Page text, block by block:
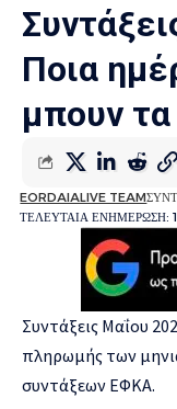
Ποια
μπουν
ΤΕΛΕΥΤΑΙΑ ΕΝΗΜΕΡΩΣΗ:
EORDAIALIVE TEAM
Συντάξεις Μαΐου
πληρωμής των
συντάξεων ΕΦΚΑ.